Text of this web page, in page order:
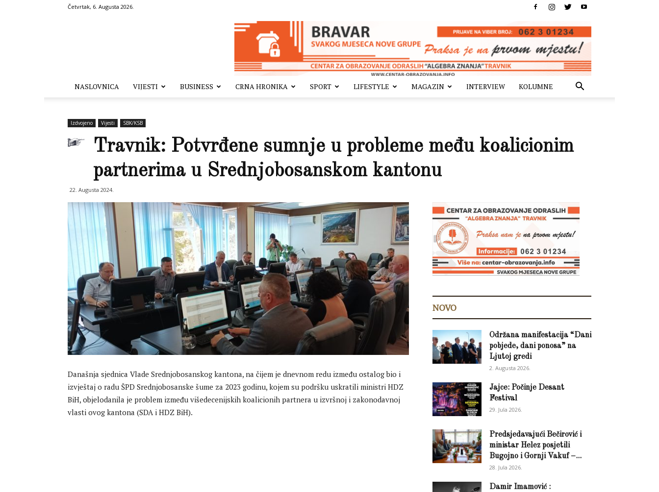
Četvrtak, 6. Augusta 2026.
NASLOVNICA VIJESTI BUSINESS CRNA HRONIKA SPORT LIFESTYLE MAGAZIN INTERVIEW KOLUMNE
Izdvojeno Vijesti SBK/KSB
Travnik: Potvrđene sumnje u probleme među koalicionim
partnerima u Srednjobosanskom kantonu
22. Augusta 2024.
Današnja sjednica Vlade Srednjobosanskog kantona, na čijem je dnevnom redu između ostalog bio i
izvještaj o radu ŠPD Srednjobosanske šume za 2023 godinu, kojem su podršku uskratili ministri HDZ
BiH, objelodanila je problem između višedecenijskih koalicionih partnera u izvršnoj i zakonodavnoj
vlasti ovog kantona (SDA i HDZ BiH).
NOVO
Održana manifestacija “Dani
pobjede, dani ponosa” na
Ljutoj gredi
2. Augusta 2026.
Jajce: Počinje Desant
Festival
29. Jula 2026.
Predsjedavajući Bečirović i
ministar Helez posjetili
Bugojno i Gornji Vakuf –...
28. Jula 2026.
Damir Imamović :